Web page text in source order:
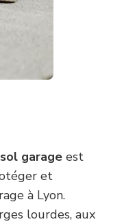
garage est
et
à Lyon.
lourdes, aux